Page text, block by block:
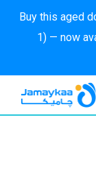
Buy this aged
1) — now